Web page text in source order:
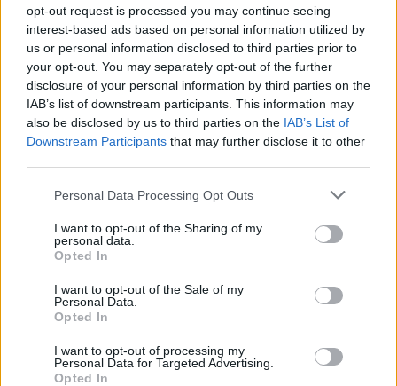
opt-out request is processed you may continue seeing
interest-based ads based on personal information utilized by
us or personal information disclosed to third parties prior to
your opt-out. You may separately opt-out of the further
disclosure of your personal information by third parties on the
IAB’s list of downstream participants. This information may
also be disclosed by us to third parties on the IAB’s List of
Downstream Participants that may further disclose it to other
Personal Data Processing Opt Outs
I want to opt-out of the Sharing of my
personal data.
Opted In
I want to opt-out of the Sale of my
Personal Data.
Opted In
I want to opt-out of processing my
Personal Data for Targeted Advertising.
Opted In
Deseu el meu nom, el correu electrònic i el lloc web en
aquest navegador per a la propera vegada que comenti.
ÚLTIMES NOTÍCIES
L’Ajuntament de Tortosa amplia el
termini de les obres de l’aparcament